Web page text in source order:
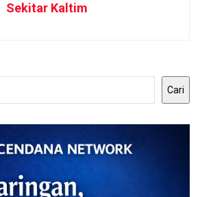
Sekitar Kaltim
Cari